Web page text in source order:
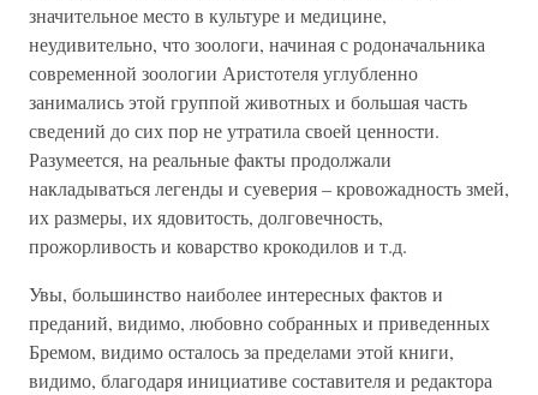
значительное место в культуре и медицине,
неудивительно, что зоологи, начиная с родоначальника
современной зоологии Аристотеля углубленно
занимались этой группой животных и большая часть
сведений до сих пор не утратила своей ценности.
Разумеется, на реальные факты продолжали
накладываться легенды и суеверия – кровожадность змей,
их размеры, их ядовитость, долговечность,
прожорливость и коварство крокодилов и т.д.
Увы, большинство наиболее интересных фактов и
преданий, видимо, любовно собранных и приведенных
Бремом, видимо осталось за пределами этой книги,
видимо, благодаря инициативе составителя и редактора